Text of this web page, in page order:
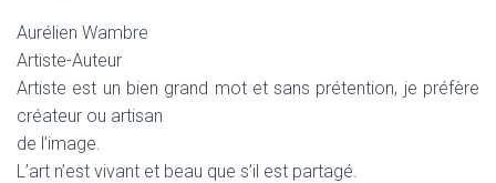
Aurélien Wambre
Artiste-Auteur
Artiste est un bien grand mot et sans prétention, je préfère
créateur ou artisan
de l’image.
L’art n’est vivant et beau que s’il est partagé.